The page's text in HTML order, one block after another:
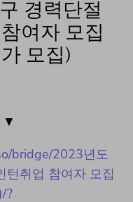
경력단절
여자 모집
모집)
▼
bridge/2023년도
턴취업 참여자 모집
?